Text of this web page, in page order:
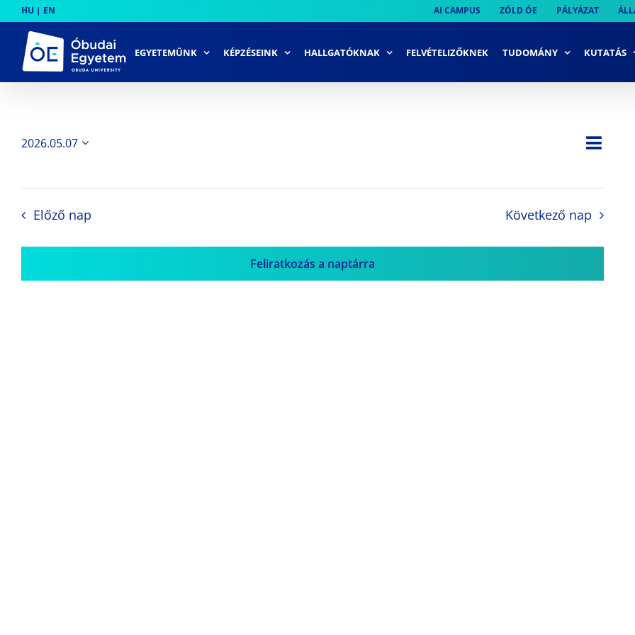
to
content
HU | EN AI CAMPUS ZÖLD ÓE PÁLYÁZAT
EGYETEMÜNK KÉPZÉSEINK HALLGATÓKNAK FELVÉTELIZŐKNEK TUDOMÁNY KUTATÁS
Nap
2026.05.07
Előző nap Következő nap
Feliratkozás a naptárra